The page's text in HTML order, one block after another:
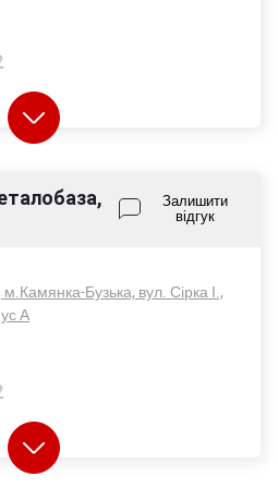
Залишити
відгук
м.Камянка-Бузька, вул. Сірка І.,
А